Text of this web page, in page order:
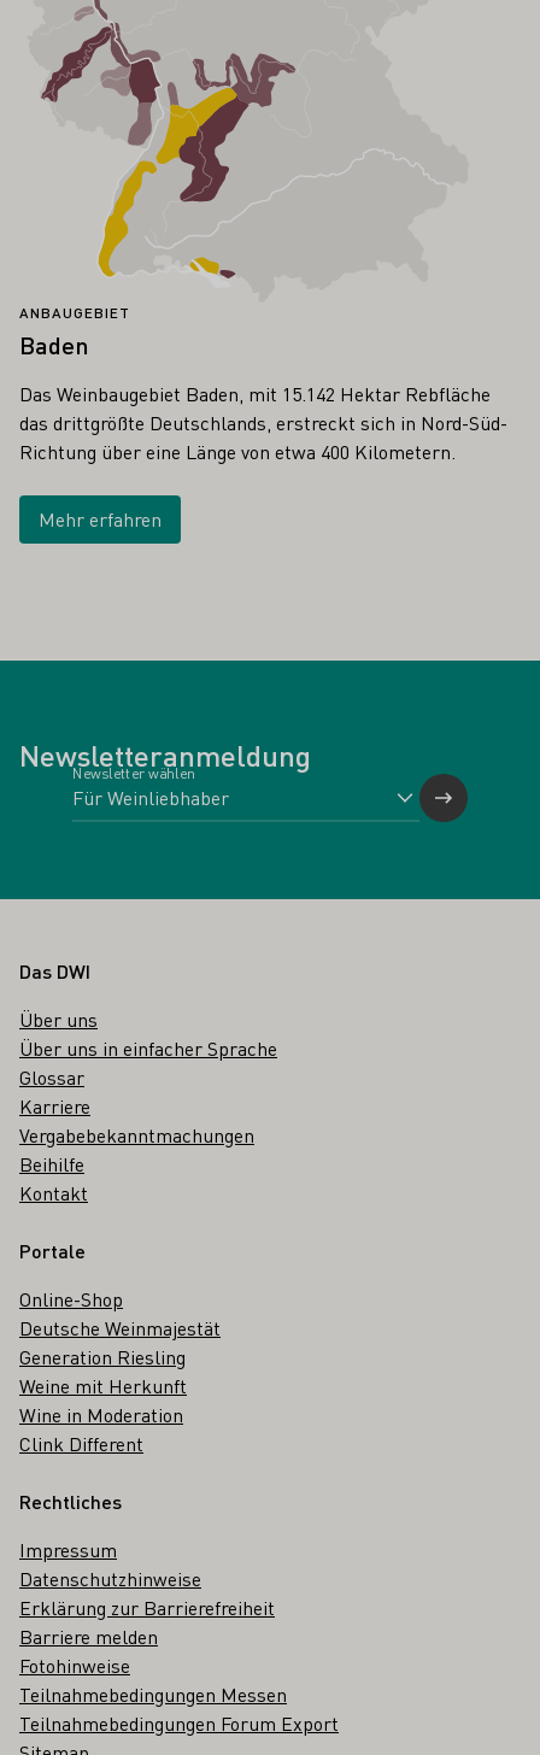
ANBAUGEBIET
Baden
Das Weinbaugebiet Baden, mit 15.142 Hektar Rebfläche
das drittgrößte Deutschlands, erstreckt sich in Nord-Süd-
Richtung über eine Länge von etwa 400 Kilometern.
Mehr erfahren
Newsletteranmeldung
Newsletter wählen
Fußbereich
Das DWI
Über uns
Über uns in einfacher Sprache
Glossar
Karriere
Vergabebekanntmachungen
Beihilfe
Kontakt
Portale
Online-Shop
Deutsche Weinmajestät
Generation Riesling
Weine mit Herkunft
Wine in Moderation
Clink Different
Rechtliches
Impressum
Datenschutzhinweise
Erklärung zur Barrierefreiheit
Barriere melden
Fotohinweise
Teilnahmebedingungen Messen
Teilnahmebedingungen Forum Export